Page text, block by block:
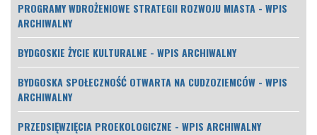
PROGRAMY WDROŻENIOWE STRATEGII ROZWOJU MIASTA - WPIS
ARCHIWALNY
BYDGOSKIE ŻYCIE KULTURALNE - WPIS ARCHIWALNY
BYDGOSKA SPOŁECZNOŚĆ OTWARTA NA CUDZOZIEMCÓW - WPIS
ARCHIWALNY
PRZEDSIĘWZIĘCIA PROEKOLOGICZNE - WPIS ARCHIWALNY